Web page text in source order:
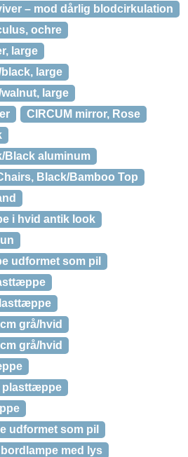
– mod dårlig blodcirkulation
ochre
large
large
large
CIRCUM mirror, Rose
Black aluminum
Black/Bamboo Top
i hvid antik look
udformet som pil
grå/hvid
grå/hvid
plasttæppe
udformet som pil
med lys